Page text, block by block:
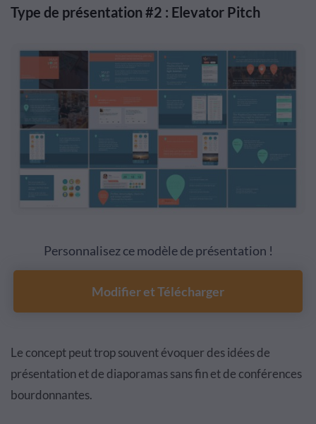
Type de présentation #2 : Elevator Pitch
Personnalisez ce modèle de présentation !
Modifier et Télécharger
Le concept peut trop souvent évoquer des idées de
présentation et de diaporamas sans fin et de conférences
bourdonnantes.